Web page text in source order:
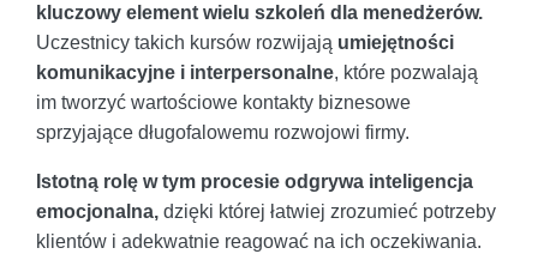
kluczowy element wielu szkoleń dla menedżerów.
Uczestnicy takich kursów rozwijają umiejętności
komunikacyjne i interpersonalne, które pozwalają
im tworzyć wartościowe kontakty biznesowe
sprzyjające długofalowemu rozwojowi firmy.
Istotną rolę w tym procesie odgrywa inteligencja
emocjonalna, dzięki której łatwiej zrozumieć potrzeby
klientów i adekwatnie reagować na ich oczekiwania.